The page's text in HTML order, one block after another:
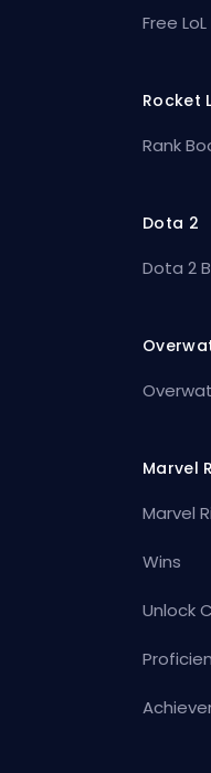
Free
Rocket
Rank
Dota 2
Dota 2
Marvel
Marvel
Wins
Unlock